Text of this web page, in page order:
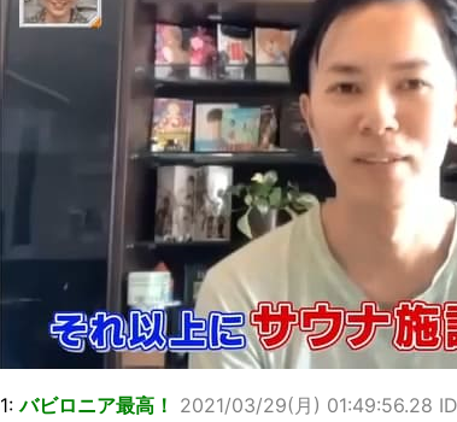
敵「ダンクーガは合体するまでが長過ぎてつまらない」←
まとめチェッカーは閉鎖しました。RSSの解除をお願いし
【信長の野望・新生】米問屋をどういう時にどこに建て
NHKにようこそ！を見終えたんだがｗｗｗ
Powered by livedoor 相互RSS
1:バビロニア最高！ 2021/03/29(月) 01:49:56.28